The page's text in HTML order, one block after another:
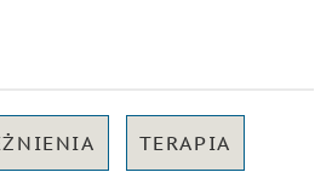
TERAPIA